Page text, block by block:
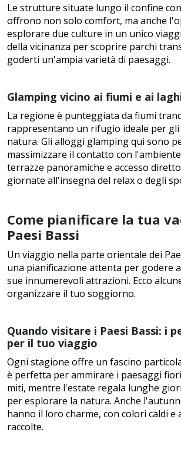
Le strutture situate lungo il confine
offrono non solo comfort, ma anche
esplorare due culture in un unico
della vicinanza per scoprire parchi
goderti un'ampia varietà di paesaggi.
Glamping vicino ai fiumi e ai
La regione è punteggiata da fiumi
rappresentano un rifugio ideale per gli
natura. Gli alloggi glamping qui sono
massimizzare il contatto con
terrazze panoramiche e accesso
giornate all'insegna del relax o degli
Come pianificare la tua
Paesi Bassi
Un viaggio nella parte orientale dei
una pianificazione attenta per godere
sue innumerevoli attrazioni. Ecco
organizzare il tuo soggiorno.
Quando visitare i Paesi Bassi: i
per il tuo viaggio
Ogni stagione offre un fascino
è perfetta per ammirare i paesaggi
miti, mentre l'estate regala lunghe
per esplorare la natura. Anche
hanno il loro charme, con colori caldi e
raccolte.